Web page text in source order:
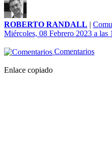
ROBERTO RANDALL |
Miércoles, 08 Febrero 2023 a las
Comentarios
Enlace copiado